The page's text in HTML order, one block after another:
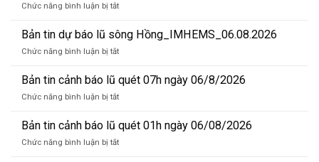
Chức năng bình luận bị tắtở
tin
báo
quét
19h
06/8/2026
Bản tin dự báo lũ sông Hồng_IMHEMS_06.08.2026
Chức năng bình luận bị tắtở
tin
báo
sông
Hồng_IMHEMS_06.08.2026
Bản tin cảnh báo lũ quét 07h ngày 06/8/2026
Chức năng bình luận bị tắtở
tin
báo
Bản tin cảnh báo lũ quét 01h ngày 06/08/2026
Chức năng bình luận bị tắtở